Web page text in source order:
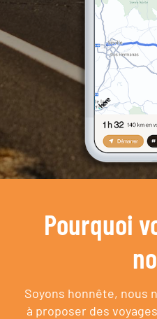
Pourquoi
Soyons honnête, nous
à proposer des